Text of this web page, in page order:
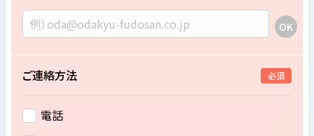
ご連絡方法 必須
電話